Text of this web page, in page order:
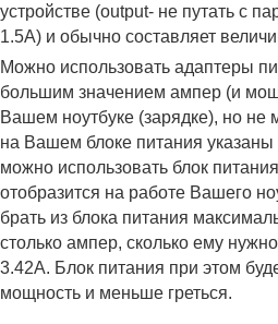
устройстве (output- не путать с
1.5A) и обычно составляет
Можно использовать адаптеры
большим значением ампер (и
Вашем ноутбуке (зарядке), но
на Вашем блоке питания
можно использовать блок
отобразится на работе Вашего
брать из блока питания
столько ампер, сколько ему
3.42А. Блок питания при этом
мощность и меньше греться.